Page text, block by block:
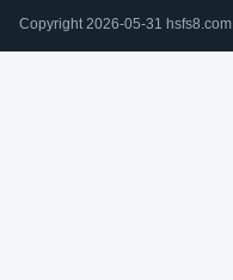
Copyright 2026-05-31 hsfs8.com